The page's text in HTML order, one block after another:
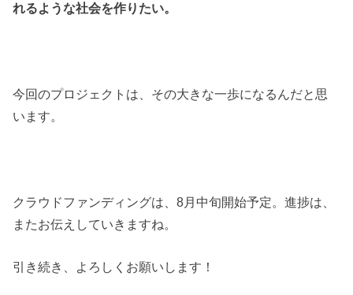
れるような社会を作りたい。
今回のプロジェクトは、その大きな一歩になるんだと思
います。
クラウドファンディングは、8月中旬開始予定。進捗は、
またお伝えしていきますね。
引き続き、よろしくお願いします！